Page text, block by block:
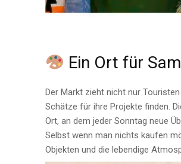
Ein Ort für
Der Markt zieht nicht nur
Schätze für ihre Projekte finden.
Ort, an dem jeder Sonntag neue
Selbst wenn man nichts kaufen
Objekten und die lebendige